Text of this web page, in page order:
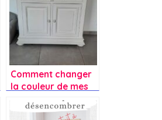
Comment changer
la couleur de mes